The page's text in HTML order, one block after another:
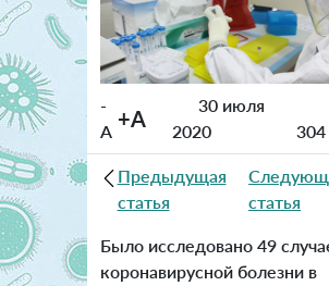
-
A +A
30 июля
2020
304
Предыдущая
статья
статья
Было исследовано 49
коронавирусной болезни в